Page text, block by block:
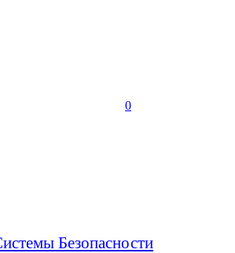
0
Безопасности